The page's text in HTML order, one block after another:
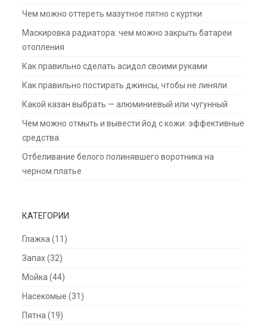
Чем можно оттереть мазутное пятно с куртки
Маскировка радиатора: чем можно закрыть батареи
отопления
Как правильно сделать асидол своими руками
Как правильно постирать джинсы, чтобы не линяли
Какой казан выбрать — алюминиевый или чугунный
Чем можно отмыть и вывести йод с кожи: эффективные
средства
Отбеливание белого полинявшего воротника на
черном платье
КАТЕГОРИИ
Глажка (11)
Запах(32)
Мойка (44)
Насекомые (31)
Пятна (19)